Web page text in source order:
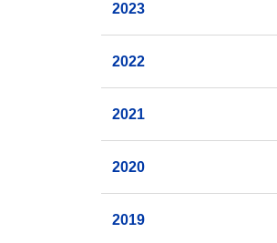
2023
2022
2021
2020
2019